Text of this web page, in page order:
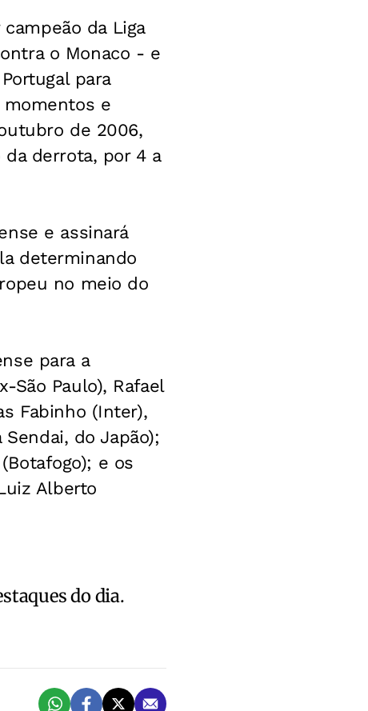
da Liga
o Monaco - e
para
e
de 2006,
derrota, por 4 a
e assinará
determinando
no meio do
para a
São Paulo), Rafael
Fabinho (Inter),
do Japão);
e os
Alberto
do dia.